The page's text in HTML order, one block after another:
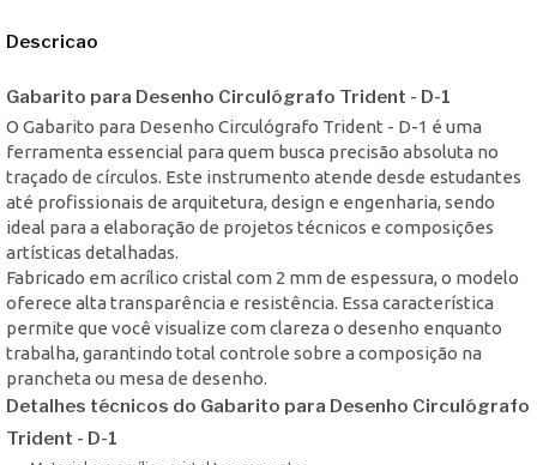
Descricao
Gabarito para Desenho Circulógrafo Trident - D-1
O Gabarito para Desenho Circulógrafo Trident - D-1 é uma
ferramenta essencial para quem busca precisão absoluta no
traçado de círculos. Este instrumento atende desde estudantes
até profissionais de arquitetura, design e engenharia, sendo
ideal para a elaboração de projetos técnicos e composições
artísticas detalhadas.
Fabricado em acrílico cristal com 2 mm de espessura, o modelo
oferece alta transparência e resistência. Essa característica
permite que você visualize com clareza o desenho enquanto
trabalha, garantindo total controle sobre a composição na
prancheta ou mesa de desenho.
Detalhes técnicos do Gabarito para Desenho Circulógrafo
Trident - D-1